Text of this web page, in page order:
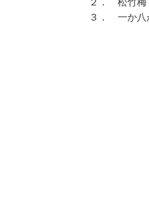
３． 一か八